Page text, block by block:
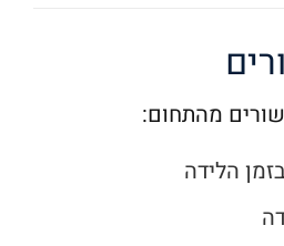
מהתחום:
הלידה